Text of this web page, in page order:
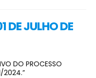
DE JULHO DE
DO PROCESSO
2024.”